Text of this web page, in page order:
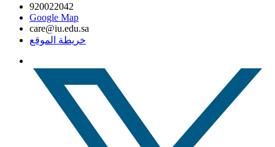
920022042
Google Map
care@iu.edu.sa
خريطة الموقع